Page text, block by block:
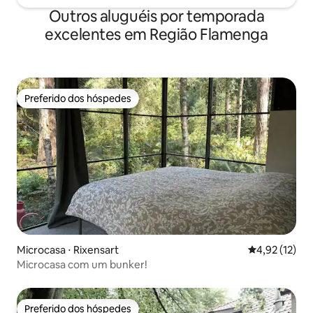
Outros aluguéis por temporada
excelentes em Região Flamenga
Preferido dos hóspedes
Preferido dos hóspedes
Microcasa ⋅ Rixensart 4,92 de uma
4,92 (12)
Microcasa com um bunker!
Preferido dos hóspedes